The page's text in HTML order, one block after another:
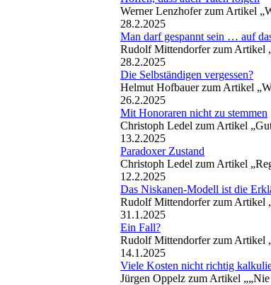
Werner Lenzhofer zum Artikel
28.2.2025
Man darf gespannt sein … auf
Rudolf Mittendorfer zum Artikel
28.2.2025
Die Selbständigen vergessen?
Helmut Hofbauer zum Artikel
26.2.2025
Mit Honoraren nicht zu stemmen
Christoph Ledel zum Artikel
13.2.2025
Paradoxer Zustand
Christoph Ledel zum Artikel
12.2.2025
Das Niskanen-Modell ist die
Rudolf Mittendorfer zum Artikel
31.1.2025
Ein Fall?
Rudolf Mittendorfer zum Artikel
14.1.2025
Viele Kosten nicht richtig
Jürgen Oppelz zum Artikel